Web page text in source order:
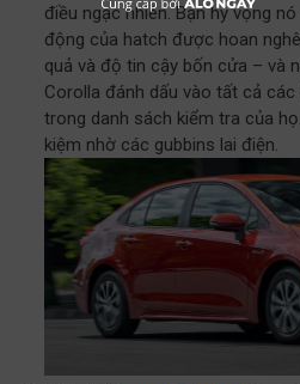
điều ngạc nhiên. Bạn hy vọng
động của hatch được hoan
quả và độ tin cậy bốn cửa – và
Corolla đánh dấu vào tất cả
trong danh sách kiểm tra của
kiệm nhờ các gubbins lai điện.